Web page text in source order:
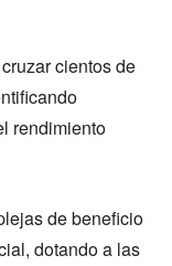
cientos de
rendimiento
de beneficio
dotando a las